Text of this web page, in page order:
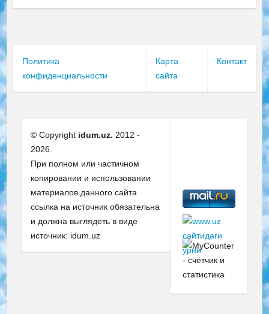
Политика
конфиденциальности
Карта
сайта
Контакт
© Copyright idum.uz. 2012 -
2026.
При полном или частичном
копировании и использовании
материалов данного сайта
ссылка на источник обязательна
и должна выглядеть в виде
источник: idum.uz